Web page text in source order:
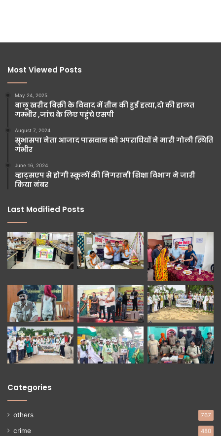
Most Viewed Posts
May 24, 2025
बालू खरीद बिक्री के विवाद में तीन की हुई हत्या,दो की हालत
गम्भीर ,जांच के लिए पहुंचे एसपी
August 7, 2024
सुभासपा नेता आजाद पासवान को अपराधियों ने मारी गोली स्थिति
गंभीर
June 16, 2024
व्हाट्सएप से होगी स्कूलों की निगरानी शिक्षा विभाग ने जारी
किया नंबर
Last Modified Posts
Categories
others 767
crime 480